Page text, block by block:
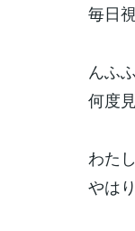
毎日
んふ
何度
わた
やは